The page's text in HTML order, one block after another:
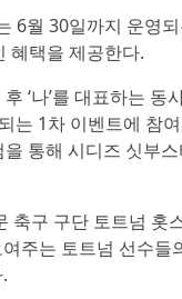
6월 30일까지 운영
혜택을 제공한다.
‘나’를 대표하는 동
는 1차 이벤트에 참
통해 시디즈 싯부
구 구단 토트넘 홋
주는 토트넘 선수들